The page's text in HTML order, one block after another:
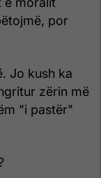
por
Jo kush ka
zërin më
"i pastër"